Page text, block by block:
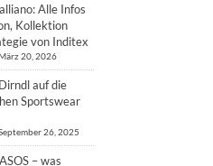
Alle Infos
Kollektion
von Inditex
20, 2026
auf die
Sportswear
26, 2025
– was